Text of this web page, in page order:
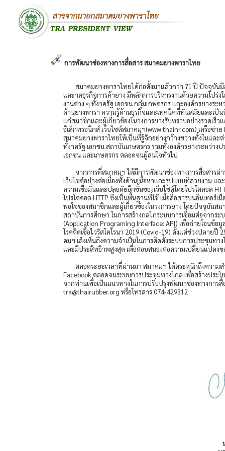
การพัฒนาช่องทางการสื่อสาร สมาคมยางพาราไทย
สมาคมยางพาราไทยได้ก่อตั้งมาแล้วกว่า 71 ปี ปัจจุบัน
และาคธุรกิจการค้ายาง มีหลักการบริหารงานด้วยความโป
งานต่าง ๆ ทั้งาครัฐ เอกชน กลุ่มเกษตรกร และองค์กรยางร
ด้านยางพารา ความรู้ด้านธุรกิจและเทคนิคที่ทันสมัยและเป็
แก่สมาชิกและผู้เกี่ยวข้องในวงการยางรับทราบอย่างรวดเร็
อิเล็กทรอนิกส์ เว็บไซต์สมาคมฯ(www.thainr.com) เครือข่
สมาคมยางพาราไทยให้เป็นที่รู้จักอย่างกว้างขวางทั้งในและ
ทั้งาครัฐ เอกชน สถาบันเกษตรกร รวมทั้งองค์กรยางระหว่า
เอกชน และเกษตรกร ตลอดจนผู้สนใจทั่วไป
จากการที่สมาคมฯ ได้มีการพัฒนาช่องทางการสื่อสารผ่
เว็บไซต์อย่างต่อเนื่องทั้งด้านเนื้อหาและรูปแบบที่สวยงาม แ
ความเชื่อมั่นและปลอดัยอีกขั้นของเว็บไซต์โดยโปรโตคอล
โปรโตคอล HTTP ซึ่งเป็นพื้นฐานที่ใช้ เมื่อสื่อสารบนอินเทอร์
พอใจของสมาชิกและผู้เกี่ยวข้องในวงการยาง โดยปัจจุบันส
สถาบันการศึกษา ในการสร้างกลไกระบบการเชื่อมต่อจากร
(Application Programing Interface: API) เพื่อถ่ายโอนข้
โรคติดเชื้อไวรัสโคโรนา 2019 (Covid-19) ตั้งแต่ช่วงปลา
คมฯ เล็งเห็นถึงความจำเป็นในการติดตั้งระบบการประชุมทา
และมีประสิทธิาพสูงสุด เพื่อตอบสนองต่อความเปลี่ยนแปลง
ตลอดระยะเวลาที่ผ่านมา สมาคมฯ ได้ตระหนักถึงความ
Facebook ตลอดจนระบบการประชุมทางไกล เพื่อสร้างปร
จากท่านเพื่อเป็นแนวทางในการปรับปรุงพัฒนาช่องทางการ
tra@thairubber.org หรือโทรสาร 074-429312